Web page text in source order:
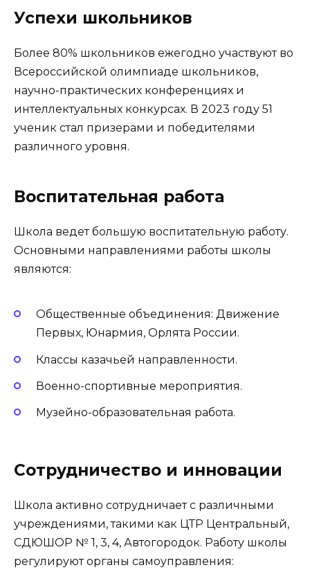
Успехи школьников
Более 80% школьников ежегодно участвуют во
Всероссийской олимпиаде школьников,
научно-практических конференциях и
интеллектуальных конкурсах. В 2023 году 51
ученик стал призерами и победителями
различного уровня.
Воспитательная работа
Школа ведет большую воспитательную работу.
Основными направлениями работы школы
являются:
Общественные объединения: Движение
Первых, Юнармия, Орлята России.
Классы казачьей направленности.
Военно-спортивные мероприятия.
Музейно-образовательная работа.
Сотрудничество и инновации
Школа активно сотрудничает с различными
учреждениями, такими как ЦТР Центральный,
СДЮШОР № 1, 3, 4, Автогородок. Работу школы
регулируют органы самоуправления: